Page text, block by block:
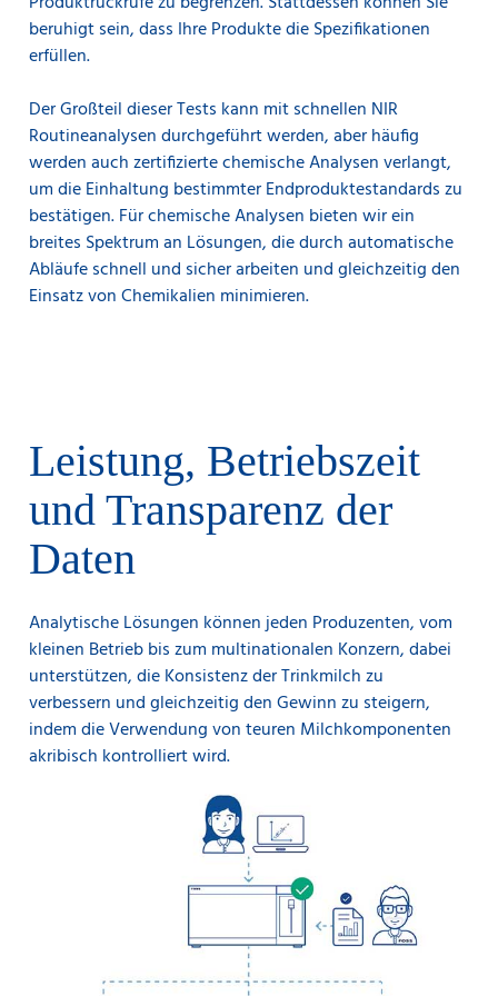
die viskose Beschaffenheit des Mediums zu
durchdringen.
Netzwerkfähigkeit sichern konstant hohe Leistungen,
beispielsweise durch die Leistungsüberwachung des
äußerst stabilenFoodScan™ 2Tischanalysators.
Bei einer Jahresproduktion von 15 Millionen kg
Griechischem Joghurt bedeutet eine Anpassung des
Proteins von nur 0,1 % näher an den Grenzwert eine
Einsparung von 110.000 Euro pro Jahr. Die engere
Prozesskontrolle macht die Joghurtproduktion
wirtschaftlicher, mit positiven Effekten auf Gewinn und
beruhigt sein, dass Ihre Produkte die Spezifikationen
erfüllen.
Der Großteil dieser Tests kann mit schnellen NIR
Routineanalysen durchgeführt werden, aber häufig
werden auch zertifizierte chemische Analysen verlangt,
um die Einhaltung bestimmter Endproduktestandards zu
bestätigen. Für chemische Analysen bieten wir ein
breites Spektrum an Lösungen, die durch automatische
Abläufe schnell und sicher arbeiten und gleichzeitig den
Einsatz von Chemikalien minimieren.
Leistung, Betriebszeit
und Transparenz der
Daten
Analytische Lösungen können jeden Produzenten, vom
kleinen Betrieb bis zum multinationalen Konzern, dabei
unterstützen, die Konsistenz der Trinkmilch zu
verbessern und gleichzeitig den Gewinn zu steigern,
indem die Verwendung von teuren Milchkomponenten
akribisch kontrolliert wird.